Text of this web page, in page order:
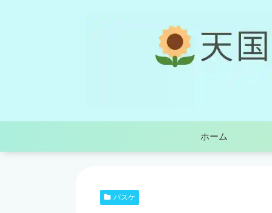
ホーム
バスケ